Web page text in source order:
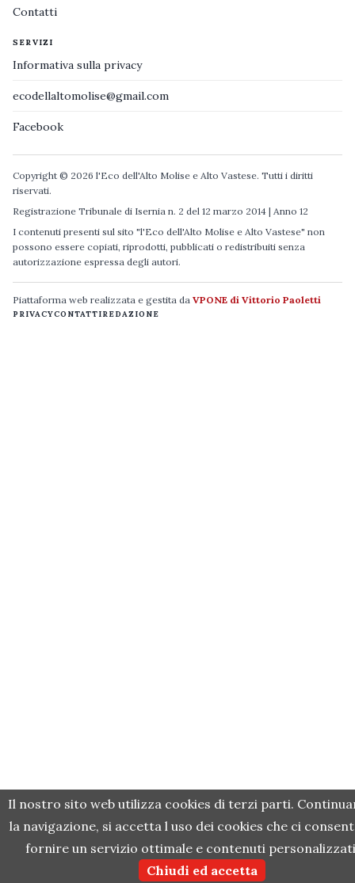
Contatti
SERVIZI
Informativa sulla privacy
ecodellaltomolise@gmail.com
Facebook
Copyright © 2026 l'Eco dell'Alto Molise e Alto Vastese. Tutti i diritti
riservati.
Registrazione Tribunale di Isernia n. 2 del 12 marzo 2014 | Anno 12
I contenuti presenti sul sito "l'Eco dell'Alto Molise e Alto Vastese" non
possono essere copiati, riprodotti, pubblicati o redistribuiti senza
autorizzazione espressa degli autori.
Piattaforma web realizzata e gestita da VPONE di Vittorio Paoletti
PRIVACYCONTATTIREDAZIONE
Il nostro sito web utilizza cookies di terzi parti.
la navigazione, si accetta l uso dei cookies che ci
fornire un servizio ottimale e contenuti
Chiudi ed accetta